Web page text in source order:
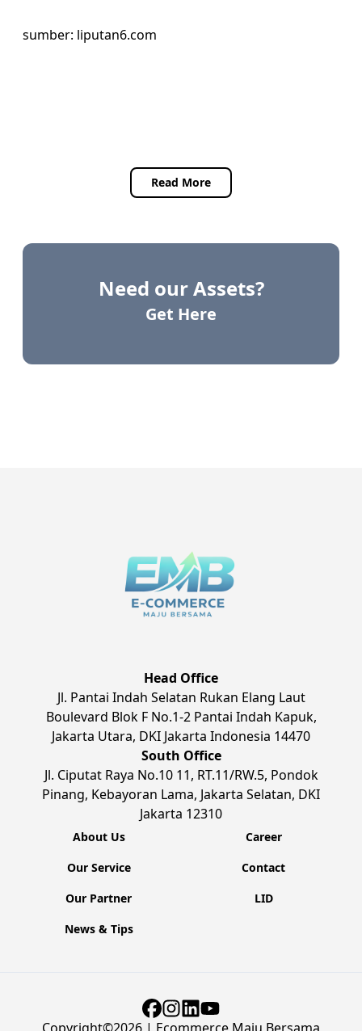
sumber: liputan6.com
Read More
Need our Assets?
Get Here
Head Office
Jl. Pantai Indah Selatan Rukan Elang Laut
Boulevard Blok F No.1-2 Pantai Indah Kapuk,
Jakarta Utara, DKI Jakarta Indonesia 14470
South Office
Jl. Ciputat Raya No.10 11, RT.11/RW.5, Pondok
Pinang, Kebayoran Lama, Jakarta Selatan, DKI
Jakarta 12310
About Us
Our Service
Our Partner
News & Tips
Career
Contact
LID